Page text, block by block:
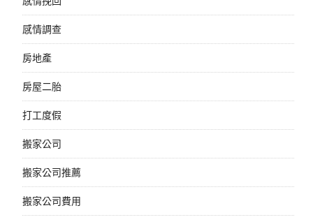
感情調查
房地產
房屋二胎
打工度假
搬家公司
搬家公司推薦
搬家公司費用